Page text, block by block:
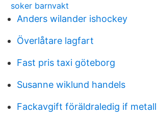
soker barnvakt
Anders wilander ishockey
Överlåtare lagfart
Fast pris taxi göteborg
Susanne wiklund handels
Fackavgift föräldraledig if metall